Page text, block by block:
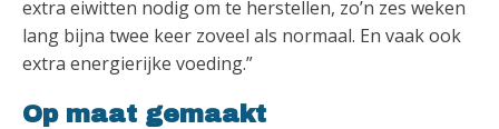
extra eiwitten nodig om te herstellen, zo’n zes weken
lang bijna twee keer zoveel als normaal. En vaak ook
extra energierijke voeding.”
Op maat gemaakt